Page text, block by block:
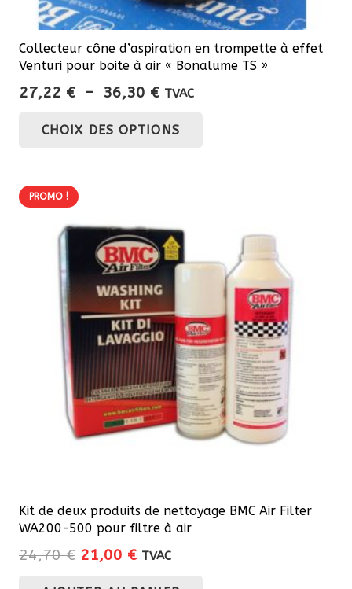
Collecteur cône d’aspiration en trompette à effet
Venturi pour boite à air « Bonalume TS »
27,22 € – 36,30 €Plage
prix :
TVAC
CHOIX DES OPTIONS
options
peuvent
être
choisies
sur
la
page
du
produit
PROMO !
Kit de deux produits de nettoyage BMC Air Filter
WA200-500 pour filtre à air
24,70€ Le
21,00 €Le
TVAC